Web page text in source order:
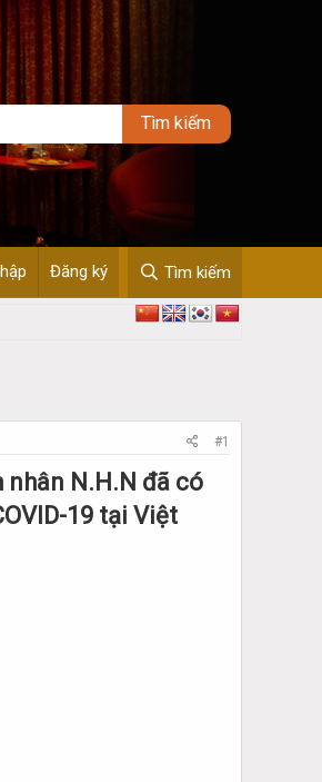
Đăng ký Tìm kiếm
#1
nhân N.H.N đã có
19 tại Việt